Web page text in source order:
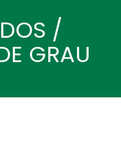
/
GRAU